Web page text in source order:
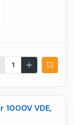
VDE,